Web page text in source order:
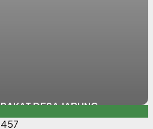
DESA JABUNG